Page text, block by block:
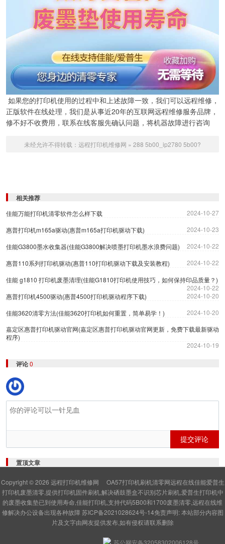
如果您的打印机使用的过程中和上述故障一致，我们可以远程维修，
正版软件在线处理，我们是从事近20年的互联网远程维修服务品牌，
修不好不收费用，联系在线客服先确认问题，将机器故障进行咨询
未经允许不得转载： 远程打印机维修网 » 288 5b00_ip2780 5b00?
相关推荐
佳能万能打印机清零软件怎么样下载
2024-10-27
惠普打印机m165a驱动(惠普m165a打印机驱动下载)
2024-10-23
佳能G3800墨水收集器(佳能G3800解决喷墨打印机墨水浪费问题)
2024-10-22
惠普110系列打印机驱动(惠普110打印机驱动下载及安装教程)
2024-10-22
佳能 g1810 打印机废墨清理(佳能G1810打印机使用技巧，如何保持印品质量？)
2024-10-22
惠普打印机4500驱动(惠普4500打印机驱动程序下载)
2024-10-20
佳能3620清零方法(佳能3620打印机如何重置，简单易学！)
2024-10-20
嘉定区惠普打印机驱动官网(嘉定区惠普打印机驱动官网更新，免费下载最新驱动
程序)
2024-10-19
评论0
提交评论
置顶文章
Copyright © 2026 远程打印机维修网
OA57打印机刷机清零网远程在线佳能爱普生
打印机废墨清零,提供打印机固件刷机,解决硒鼓墨盒不识别芯片刷机,爱普生打印机中
的废墨收集垫已到使用寿命,佳能打印机,支持代码5B00和1700废墨清零,远程在线维
修解决办公设备出现各种故障 苏ICP备2021028624号-14免责声明: 本站部分内容图
片及文字由网友提供发布,如有侵权请联系删除
苏公网安备32058302006128号